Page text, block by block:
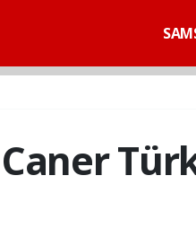
Caner